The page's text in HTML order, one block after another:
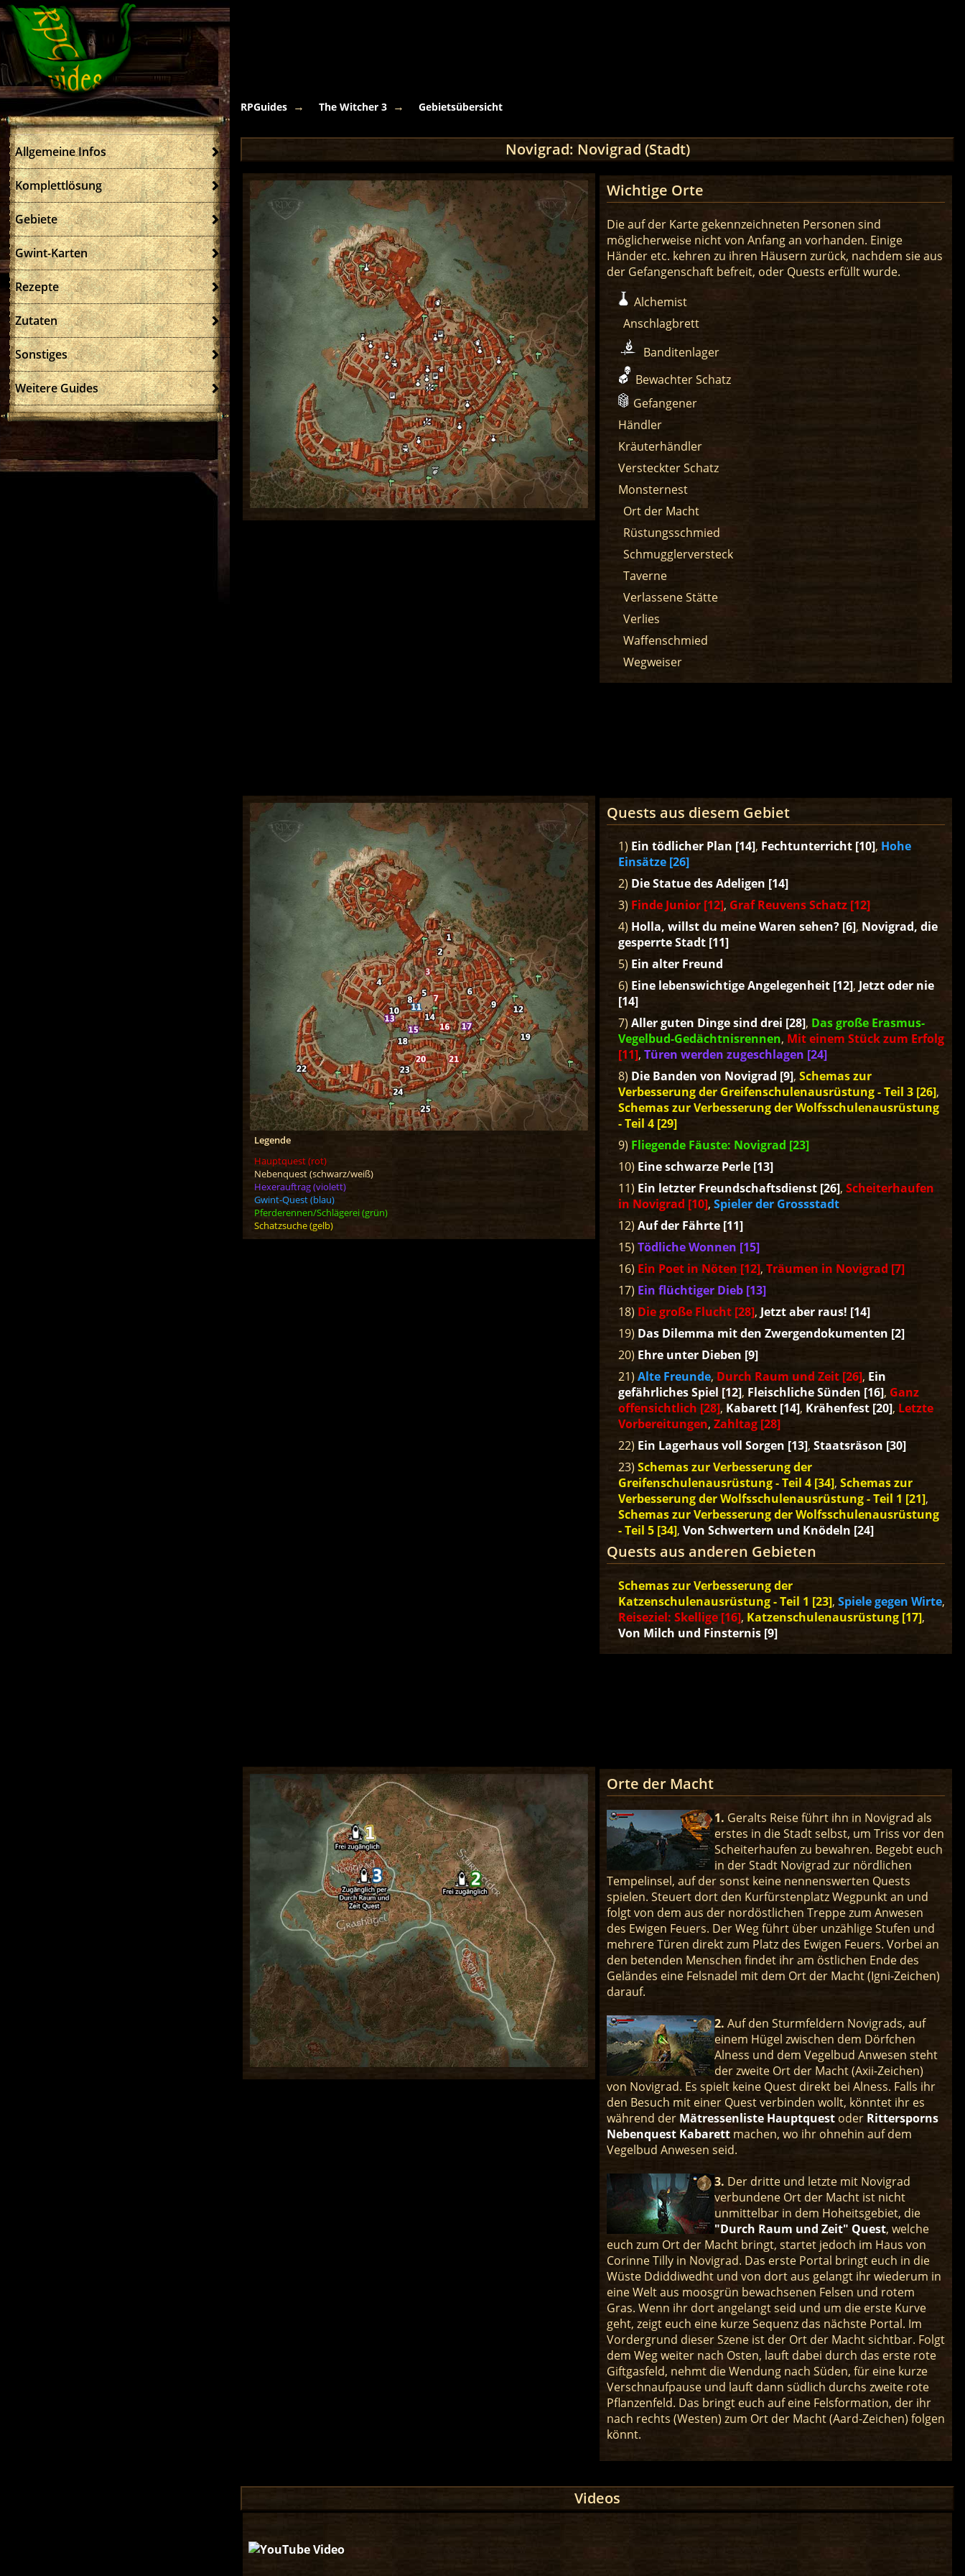
Allgemeine Infos
Komplettlösung
Gebiete
Gwint-Karten
Rezepte
Zutaten
Sonstiges
Weitere Guides
RPGuides The Witcher 3 Gebietsübersicht
Novigrad: Novigrad (Stadt)
Wichtige Orte
Die auf der Karte gekennzeichneten Personen sind
möglicherweise nicht von Anfang an vorhanden. Einige
Händer etc. kehren zu ihren Häusern zurück, nachdem sie aus
der Gefangenschaft befreit, oder Quests erfüllt wurde.
Alchemist
Anschlagbrett
Banditenlager
Bewachter Schatz
Gefangener
Händler
Kräuterhändler
Versteckter Schatz
Monsternest
Ort der Macht
Rüstungsschmied
Schmugglerversteck
Taverne
Verlassene Stätte
Verlies
Waffenschmied
Wegweiser
Legende
Hauptquest (rot)
Nebenquest (schwarz/weiß)
Hexerauftrag (violett)
Gwint-Quest (blau)
Pferderennen/Schlägerei (grün)
Schatzsuche (gelb)
Quests aus diesem Gebiet
1) Ein tödlicher Plan [14], Fechtunterricht [10], Hohe
Einsätze [26]
2) Die Statue des Adeligen [14]
3) Finde Junior [12], Graf Reuvens Schatz [12]
4) Holla, willst du meine Waren sehen? [6], Novigrad, die
gesperrte Stadt [11]
5) Ein alter Freund
6) Eine lebenswichtige Angelegenheit [12], Jetzt oder nie
[14]
7) Aller guten Dinge sind drei [28], Das große Erasmus-
Vegelbud-Gedächtnisrennen, Mit einem Stück zum Erfolg
[11], Türen werden zugeschlagen [24]
8) Die Banden von Novigrad [9], Schemas zur
Verbesserung der Greifenschulenausrüstung - Teil 3 [26],
Schemas zur Verbesserung der Wolfsschulenausrüstung
- Teil 4 [29]
9) Fliegende Fäuste: Novigrad [23]
10) Eine schwarze Perle [13]
11) Ein letzter Freundschaftsdienst [26], Scheiterhaufen
in Novigrad [10], Spieler der Grossstadt
12) Auf der Fährte [11]
15) Tödliche Wonnen [15]
16) Ein Poet in Nöten [12], Träumen in Novigrad [7]
17) Ein flüchtiger Dieb [13]
18) Die große Flucht [28], Jetzt aber raus! [14]
19) Das Dilemma mit den Zwergendokumenten [2]
20) Ehre unter Dieben [9]
21) Alte Freunde, Durch Raum und Zeit [26], Ein
gefährliches Spiel [12], Fleischliche Sünden [16], Ganz
offensichtlich [28], Kabarett [14], Krähenfest [20], Letzte
Vorbereitungen, Zahltag [28]
22) Ein Lagerhaus voll Sorgen [13], Staatsräson [30]
23)Schemas zur Verbesserung der
Greifenschulenausrüstung - Teil 4 [34], Schemas zur
Verbesserung der Wolfsschulenausrüstung - Teil 1 [21],
Schemas zur Verbesserung der Wolfsschulenausrüstung
- Teil 5 [34], Von Schwertern und Knödeln [24]
Quests aus anderen Gebieten
Schemas zur Verbesserung der
Katzenschulenausrüstung - Teil 1 [23], Spiele gegen Wirte,
Reiseziel: Skellige [16], Katzenschulenausrüstung [17],
Von Milch und Finsternis [9]
Orte der Macht
1. Geralts Reise führt ihn in Novigrad als
erstes in die Stadt selbst, um Triss vor den
Scheiterhaufen zu bewahren. Begebt euch
in der Stadt Novigrad zur nördlichen
Tempelinsel, auf der sonst keine nennenswerten Quests
spielen. Steuert dort den Kurfürstenplatz Wegpunkt an und
folgt von dem aus der nordöstlichen Treppe zum Anwesen
des Ewigen Feuers. Der Weg führt über unzählige Stufen und
mehrere Türen direkt zum Platz des Ewigen Feuers. Vorbei an
den betenden Menschen findet ihr am östlichen Ende des
Geländes eine Felsnadel mit dem Ort der Macht (Igni-Zeichen)
darauf.
2. Auf den Sturmfeldern Novigrads, auf
einem Hügel zwischen dem Dörfchen
Alness und dem Vegelbud Anwesen steht
der zweite Ort der Macht (Axii-Zeichen)
von Novigrad. Es spielt keine Quest direkt bei Alness. Falls ihr
den Besuch mit einer Quest verbinden wollt, könntet ihr es
während der Mätressenliste Hauptquestoder Rittersporns
Nebenquest Kabarettmachen, wo ihr ohnehin auf dem
Vegelbud Anwesen seid.
3. Der dritte und letzte mit Novigrad
verbundene Ort der Macht ist nicht
unmittelbar in dem Hoheitsgebiet, die
"Durch Raum und Zeit" Quest, welche
euch zum Ort der Macht bringt, startet jedoch im Haus von
Corinne Tilly in Novigrad. Das erste Portal bringt euch in die
Wüste Ddiddiwedht und von dort aus gelangt ihr wiederum in
eine Welt aus moosgrün bewachsenen Felsen und rotem
Gras. Wenn ihr dort angelangt seid und um die erste Kurve
geht, zeigt euch eine kurze Sequenz das nächste Portal. Im
Vordergrund dieser Szene ist der Ort der Macht sichtbar. Folgt
dem Weg weiter nach Osten, lauft dabei durch das erste rote
Giftgasfeld, nehmt die Wendung nach Süden, für eine kurze
Verschnaufpause und lauft dann südlich durchs zweite rote
Pflanzenfeld. Das bringt euch auf eine Felsformation, der ihr
nach rechts (Westen) zum Ort der Macht (Aard-Zeichen) folgen
könnt.
Videos